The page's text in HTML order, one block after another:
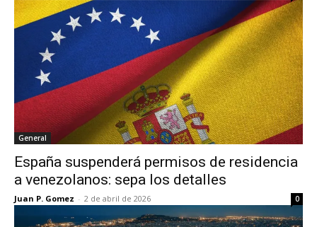
General
España suspenderá permisos de residencia
a venezolanos: sepa los detalles
Juan P. Gomez - 2 de abril de 2026 0